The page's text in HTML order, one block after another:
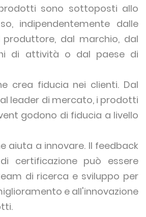
sono sottoposti allo
indipendentemente dalle
produttore, dal marchio, dal
di attività o dal paese di
crea fiducia nei clienti. Dal
leader di mercato, i prodotti
godono di fiducia a livello
aiuta a innovare. Il feedback
certificazione può essere
di ricerca e sviluppo per
e all'innovazione